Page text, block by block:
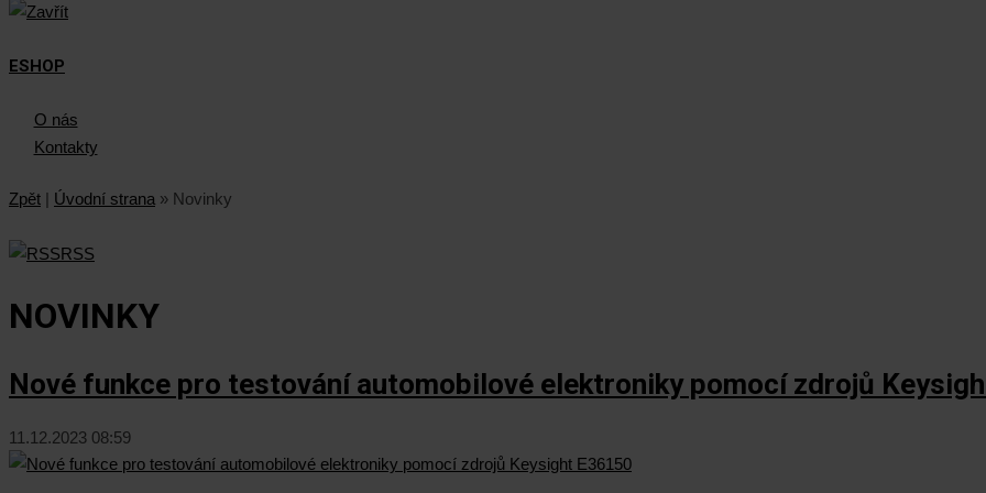
ESHOP
O nás
Kontakty
Zpět | Úvodní strana » Novinky
RSS
NOVINKY
Nové funkce pro testování automobilové elektroniky pomocí zdrojů
11.12.2023 08:59